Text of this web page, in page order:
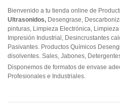
Bienvenido a tu tienda online de
Ultrasonidos, Desengrase,
pinturas, Limpieza Electrónica,
Impresión Industrial, Desincrustantes
Pasivantes. Productos Químicos
disolventes. Sales, Jabones,
Disponemos de formatos de envase
Profesionales e Industriales.